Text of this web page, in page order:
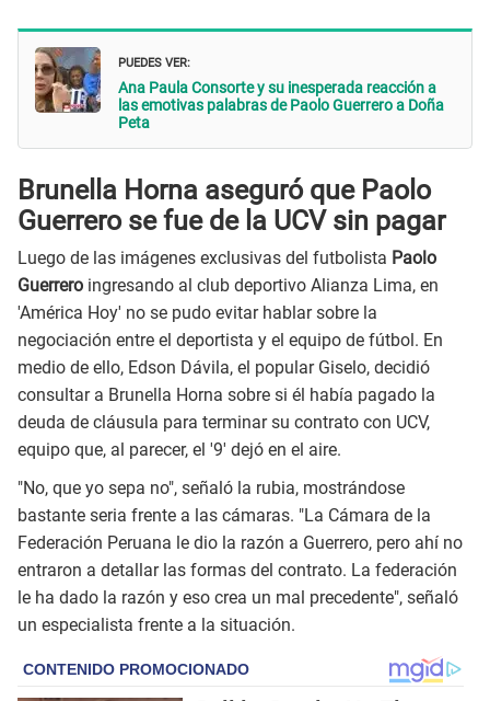
PUEDES VER:
Ana Paula Consorte y su inesperada reacción a
las emotivas palabras de Paolo Guerrero a Doña
Peta
Brunella Horna aseguró que Paolo
Guerrero se fue de la UCV sin pagar
Luego de las imágenes exclusivas del futbolista Paolo
Guerrero ingresando al club deportivo Alianza Lima, en
'América Hoy' no se pudo evitar hablar sobre la
negociación entre el deportista y el equipo de fútbol. En
medio de ello, Edson Dávila, el popular Giselo, decidió
consultar a Brunella Horna sobre si él había pagado la
deuda de cláusula para terminar su contrato con UCV,
equipo que, al parecer, el '9' dejó en el aire.
"No, que yo sepa no", señaló la rubia, mostrándose
bastante seria frente a las cámaras. "La Cámara de la
Federación Peruana le dio la razón a Guerrero, pero ahí no
entraron a detallar las formas del contrato. La federación
le ha dado la razón y eso crea un mal precedente", señaló
un especialista frente a la situación.